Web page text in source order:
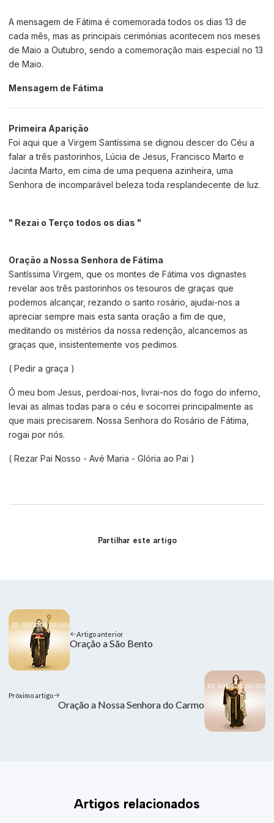
A mensagem de Fátima é comemorada todos os dias 13 de
cada mês, mas as principais cerimónias acontecem nos meses
de Maio a Outubro, sendo a comemoração mais especial no 13
de Maio.
Mensagem de Fátima
Primeira Aparição
Foi aqui que a Virgem Santíssima se dignou descer do Céu a
falar a três pastorinhos, Lúcia de Jesus, Francisco Marto e
Jacinta Marto, em cima de uma pequena azinheira, uma
Senhora de incomparável beleza toda resplandecente de luz.
" Rezai o Terço todos os dias "
Oração a Nossa Senhora de Fátima
Santíssima Virgem, que os montes de Fátima vos dignastes
revelar aos três pastorinhos os tesouros de graças que
podemos alcançar, rezando o santo rosário, ajudai-nos a
apreciar sempre mais esta santa oração a fim de que,
meditando os mistérios da nossa redenção, alcancemos as
graças que, insistentemente vos pedimos.
( Pedir a graça )
Ó meu bom Jesus, perdoai-nos, livrai-nos do fogo do inferno,
levai as almas todas para o céu e socorrei principalmente as
que mais precisarem. Nossa Senhora do Rosário de Fátima,
rogai por nós.
( Rezar Pai Nosso - Avé Maria - Glória ao Pai )
Partilhar este artigo
Artigo anterior
Oração a São Bento
Próximo artigo
Oração a Nossa Senhora do Carmo
Artigos relacionados